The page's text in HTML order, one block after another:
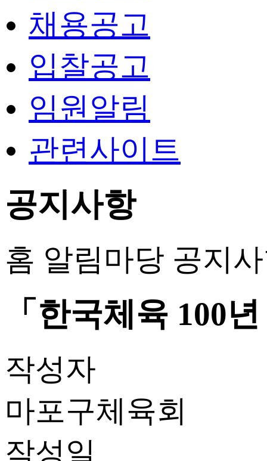
채용공고
입찰공고
임원알림
관련사이트
공지사항
홈 알림마당 공지
「한국체육 100
작성자
마포구체육회
작성일